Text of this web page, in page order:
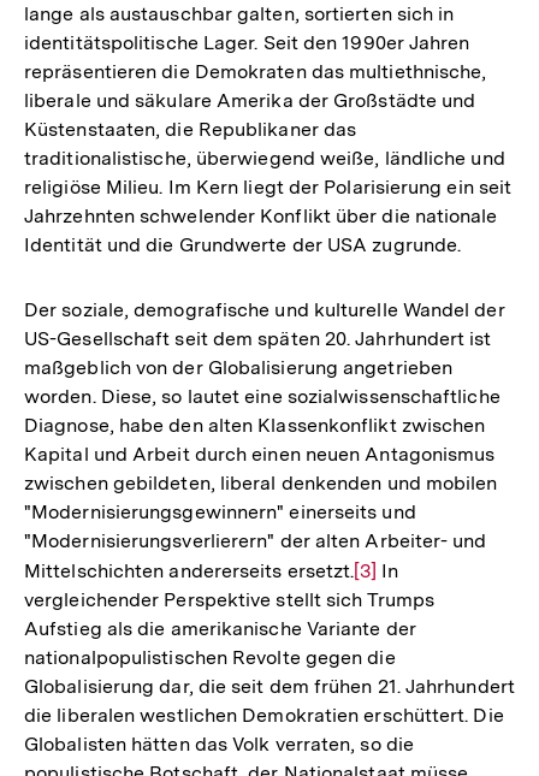
lange als austauschbar galten, sortierten sich in
identitätspolitische Lager. Seit den 1990er Jahren
repräsentieren die Demokraten das multiethnische,
liberale und säkulare Amerika der Großstädte und
Küstenstaaten, die Republikaner das
traditionalistische, überwiegend weiße, ländliche und
religiöse Milieu. Im Kern liegt der Polarisierung ein seit
Jahrzehnten schwelender Konflikt über die nationale
Identität und die Grundwerte der USA zugrunde.
Der soziale, demografische und kulturelle Wandel der
US-Gesellschaft seit dem späten 20. Jahrhundert ist
maßgeblich von der Globalisierung angetrieben
worden. Diese, so lautet eine sozialwissenschaftliche
Diagnose, habe den alten Klassenkonflikt zwischen
Kapital und Arbeit durch einen neuen Antagonismus
zwischen gebildeten, liberal denkenden und mobilen
"Modernisierungsgewinnern" einerseits und
"Modernisierungsverlierern" der alten Arbeiter- und
Mittelschichten andererseits ersetzt.Zur
Auflösung
der
Fußnote
[3] In
vergleichender Perspektive stellt sich Trumps
Aufstieg als die amerikanische Variante der
nationalpopulistischen Revolte gegen die
Globalisierung dar, die seit dem frühen 21. Jahrhundert
die liberalen westlichen Demokratien erschüttert. Die
Globalisten hätten das Volk verraten, so die